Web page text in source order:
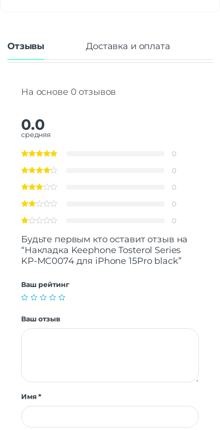
Отзывы Доставка и оплата
На основе 0 отзывов
0.0
средняя
0
0
0
0
0
Будьте первым кто оставит отзыв на
“Накладка Keephone Tosterol Series
KP-MC0074 для iPhone 15Pro black”
Ваш рейтинг
Ваш отзыв
Имя*